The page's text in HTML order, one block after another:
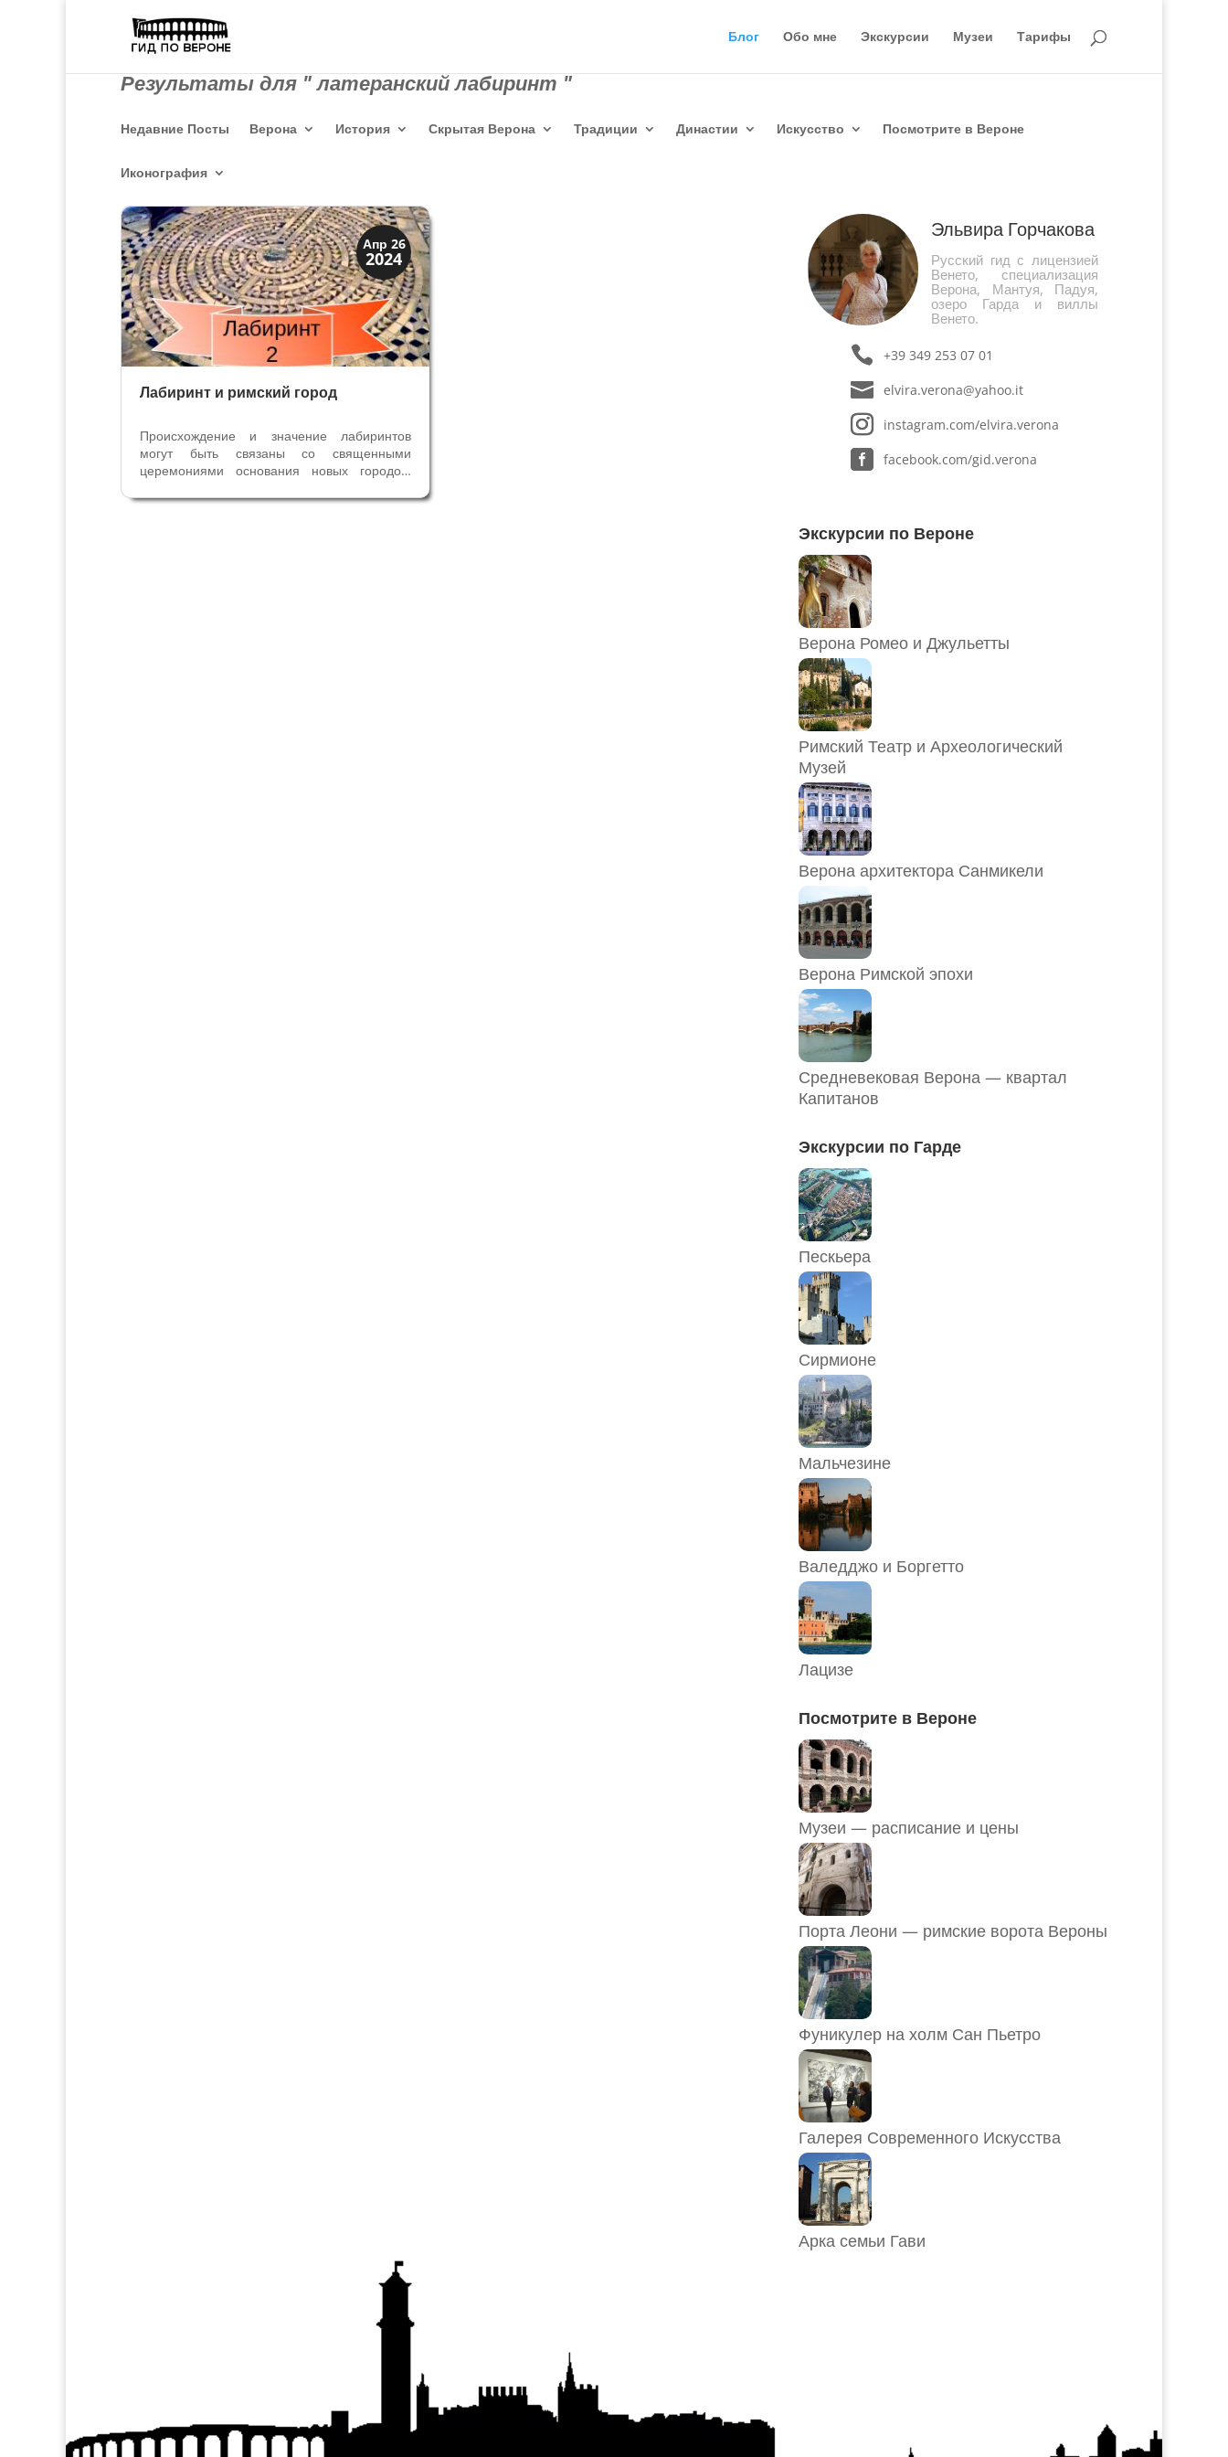
Блог Обо мне Экскурсии Музеи Тарифы
Результаты для " латеранский лабиринт "
Недавние Посты Верона История Скрытая Верона Традиции Династии Искусство Посмотрите в Вероне
Иконография
Апр 26
2024
Древний Рим
История
Лабиринт и римский город
Происхождение и значение лабиринтов
могут быть связаны со священными
церемониями основания новых городов,
В качестве “изобретателя” римских
Эльвира Горчакова
Русский гид с лицензией
Венето, специализация
Верона, Мантуя, Падуя,
озеро Гарда и виллы
Венето.
+39 349 253 07 01
elvira.verona@yahoo.it
instagram.com/elvira.verona
facebook.com/gid.verona
Экскурсии по Вероне
Верона Ромео и Джульетты
Римский Театр и Археологический
Музей
Верона архитектора Санмикели
Верона Римской эпохи
Средневековая Верона — квартал
Капитанов
Экскурсии по Гарде
Пескьера
Сирмионе
Мальчезине
Валедджо и Боргетто
Лацизе
Посмотрите в Вероне
Музеи — расписание и цены
Порта Леони — римские ворота Вероны
Фуникулер на холм Сан Пьетро
Галерея Современного Искусства
Арка семьи Гави